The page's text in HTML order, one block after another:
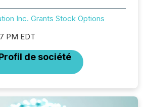
Inc. Grants Stock Options
PM EDT
de société